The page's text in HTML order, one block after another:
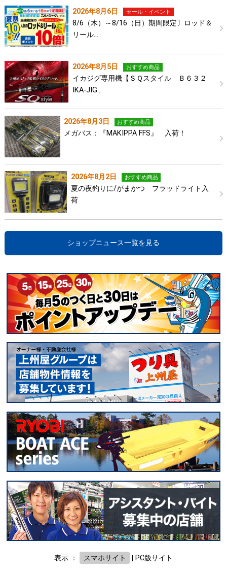
2026年8月6日 セール・イベント
8/6（木）～8/16（日）期間限定〕ロッド＆
リール…
2026年8月5日 おすすめ商品
イカジグ専用機【ＳＱスタイル Ｂ６３２
IKA‐JIG…
2026年8月3日 おすすめ商品
メガバス：『MAKIPPA FFS』 入荷！
2026年8月2日 おすすめ商品
夏の夜釣りに/がまかつ フラッドライト入
荷
ショップニュース一覧を見る
表示 ： スマホサイト PC版サイト